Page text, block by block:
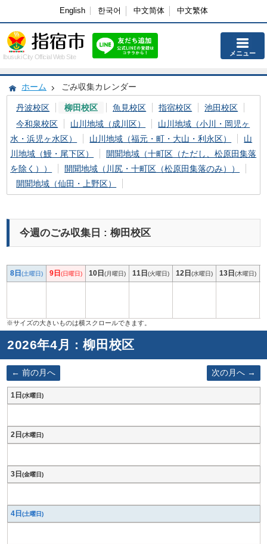
English 한국어 中文简体 中文繁体
Ibusuki City Official Web Site メニュー
ホーム ごみ収集カレンダー
丹波校区 柳田校区 魚見校区 指宿校区
池田校区
今和泉校区
山川地域（成川区）
山川地域（小川・岡児ヶ
水・浜児ヶ水区）
山川地域（福元・町・大山・利永区）
山
川地域（鰻・尾下区）
開聞地域（十町区（ただし、松原田集落
を除く））
開聞地域（川尻・十町区（松原田集落のみ））
開聞地域（仙田・上野区）
今週のごみ収集日 : 柳田校区
8日(土曜日) 9日(日曜日) 10日(月曜日) 11日(火曜日) 12日(水曜日) 13日(木曜日)
2026年4月 : 柳田校区
前の月へ 次の月へ
1日 (水曜日)
2日 (木曜日)
3日 (金曜日)
4日 (土曜日)